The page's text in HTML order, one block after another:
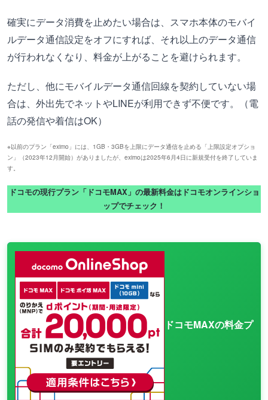
確実にデータ消費を止めたい場合は、スマホ本体のモバイ
ルデータ通信設定をオフにすれば、それ以上のデータ通信
が行われなくなり、料金が上がることを避けられます。
ただし、他にモバイルデータ通信回線を契約していない場
合は、外出先でネットやLINEが利用できず不便です。（電
話の発信や着信はOK）
※以前のプラン「eximo」には、1GB・3GBを上限にデータ通信を止める「上限設定オプショ
ン」（2023年12月開始）がありましたが、eximoは2025年6月4日に新規受付を終了していま
す。
ドコモの現行プラン「ドコモMAX」の最新料金はドコモオンラインショ
ップでチェック！
ドコモMAXの料金プ